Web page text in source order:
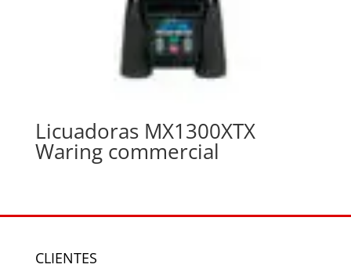
Licuadoras MX1300XTX
Waring commercial
CLIENTES